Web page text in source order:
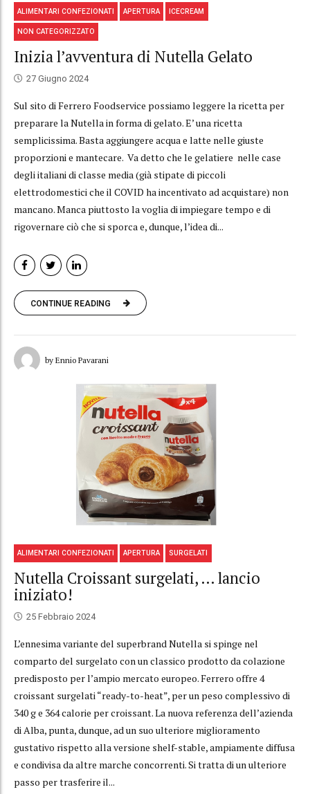
ALIMENTARI CONFEZIONATI APERTURA ICECREAM
NON CATEGORIZZATO
Inizia l’avventura di Nutella Gelato
27 Giugno 2024
Sul sito di Ferrero Foodservice possiamo leggere la ricetta per
preparare la Nutella in forma di gelato. E’ una ricetta
semplicissima. Basta aggiungere acqua e latte nelle giuste
proporzioni e mantecare. Va detto che le gelatiere nelle case
degli italiani di classe media (già stipate di piccoli
elettrodomestici che il COVID ha incentivato ad acquistare) non
mancano. Manca piuttosto la voglia di impiegare tempo e di
rigovernare ciò che si sporca e, dunque, l’idea di...
CONTINUE READING
by Ennio Pavarani
ALIMENTARI CONFEZIONATI APERTURA SURGELATI
Nutella Croissant surgelati, … lancio
iniziato!
25 Febbraio 2024
L’ennesima variante del superbrand Nutella si spinge nel
comparto del surgelato con un classico prodotto da colazione
predisposto per l’ampio mercato europeo. Ferrero offre 4
croissant surgelati “ready-to-heat”, per un peso complessivo di
340 g e 364 calorie per croissant. La nuova referenza dell’azienda
di Alba, punta, dunque, ad un suo ulteriore miglioramento
gustativo rispetto alla versione shelf-stable, ampiamente diffusa
e condivisa da altre marche concorrenti. Si tratta di un ulteriore
passo per trasferire il...